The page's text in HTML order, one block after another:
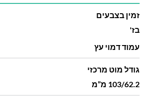
זמין בצבעים
בז'
עמוד דמוי עץ
גודל מוט מרכזי
103/62.2 מ”מ